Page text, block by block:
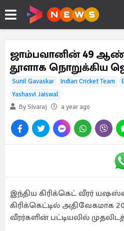
ஜாம்பவானின் 49
தூளாக நொறுக்கிய
Sunil Gavaskar Indian Cricket Team
Yashasvi Jaiswal
By Sivaraj
a year ago
இந்திய கிரிக்கெட் வீரர்
கிரிக்கெட்டில் அதிவேகமாக
வீரர்களின் பட்டியலில்